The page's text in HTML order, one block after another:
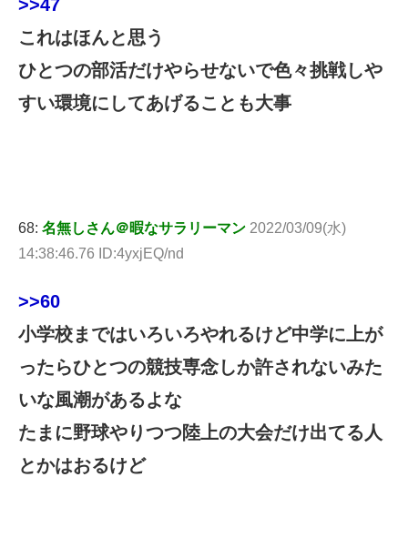
>>47
これはほんと思う
ひとつの部活だけやらせないで色々挑戦しや
すい環境にしてあげることも大事
68: 名無しさん＠暇なサラリーマン 2022/03/09(水)
14:38:46.76 ID:4yxjEQ/nd
>>60
小学校まではいろいろやれるけど中学に上が
ったらひとつの競技専念しか許されないみた
いな風潮があるよな
たまに野球やりつつ陸上の大会だけ出てる人
とかはおるけど